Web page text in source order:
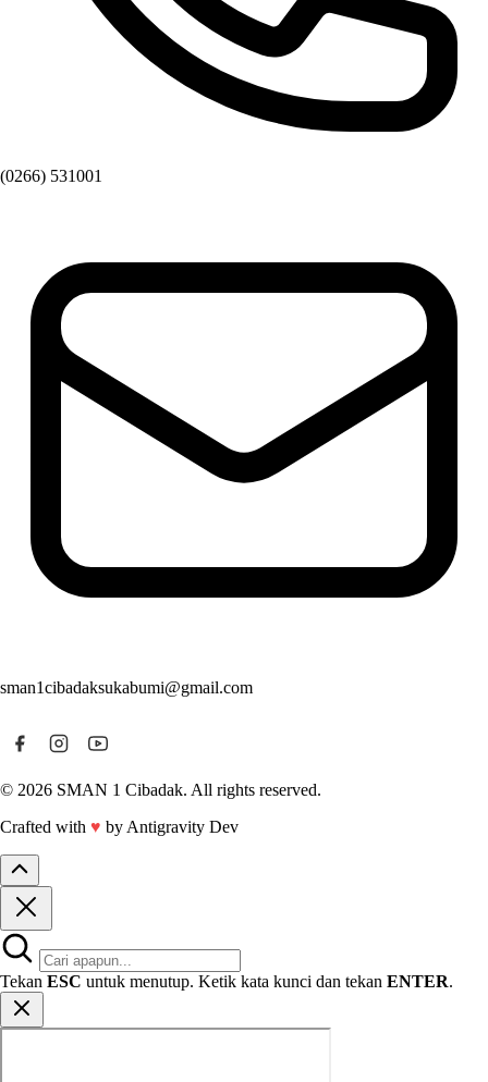
(0266) 531001
sman1cibadaksukabumi@gmail.com
© 2026 SMAN 1 Cibadak. All rights reserved.
Crafted with ♥ by Antigravity Dev
Tekan ESC untuk menutup. Ketik kata kunci dan tekan ENTER.